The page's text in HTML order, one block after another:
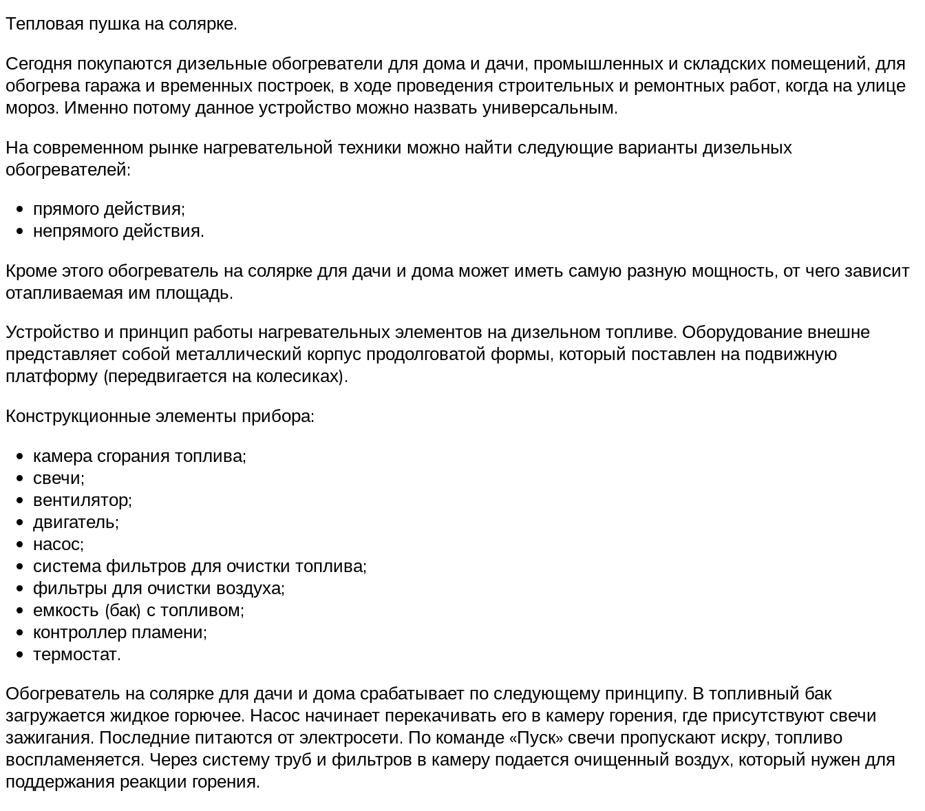
Тепловая пушка на солярке.
Сегодня покупаются дизельные обогреватели для дома и дачи, промышленных и складских помещений, для
обогрева гаража и временных построек, в ходе проведения строительных и ремонтных работ, когда на улице
мороз. Именно потому данное устройство можно назвать универсальным.
На современном рынке нагревательной техники можно найти следующие варианты дизельных
обогревателей:
прямого действия;
непрямого действия.
Кроме этого обогреватель на солярке для дачи и дома может иметь самую разную мощность, от чего зависит
отапливаемая им площадь.
Устройство и принцип работы нагревательных элементов на дизельном топливе. Оборудование внешне
представляет собой металлический корпус продолговатой формы, который поставлен на подвижную
платформу (передвигается на колесиках).
Конструкционные элементы прибора:
камера сгорания топлива;
свечи;
вентилятор;
двигатель;
насос;
система фильтров для очистки топлива;
фильтры для очистки воздуха;
емкость (бак) с топливом;
контроллер пламени;
термостат.
Обогреватель на солярке для дачи и дома срабатывает по следующему принципу. В топливный бак
загружается жидкое горючее. Насос начинает перекачивать его в камеру горения, где присутствуют свечи
зажигания. Последние питаются от электросети. По команде «Пуск» свечи пропускают искру, топливо
воспламеняется. Через систему труб и фильтров в камеру подается очищенный воздух, который нужен для
поддержания реакции горения.